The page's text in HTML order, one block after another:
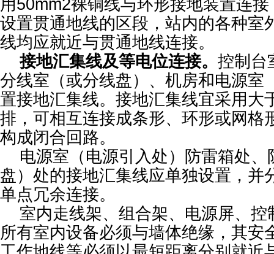
用50mm2裸铜线与环形接地装置连
设置贯通地线的区段，站内的各种室
线均应就近与贯通地线连接。
接地汇集线及等电位连接。 控制台
分线室（或分线盘）、机房和电源室
置接地汇集线。接地汇集线宜采用大
排，可相互连接成条形、环形或网格
构成闭合回路。
电源室（电源引入处）防雷箱处、
盘）处的接地汇集线应单独设置，并
单点冗余连接。
室内走线架、组合架、电源屏、控
所有室内设备必须与墙体绝缘，其安